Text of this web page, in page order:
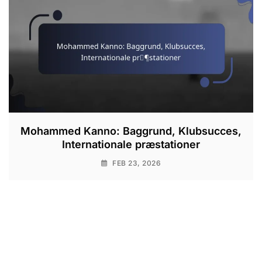
Mohammed Kanno: Baggrund, Klubsucces,
Internationale præstationer
FEB 23, 2026